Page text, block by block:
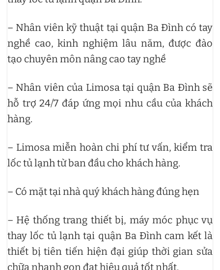
– Nhân viên kỹ thuật tại quận Ba Đình có tay
nghề cao, kinh nghiệm lâu năm, được đào
tạo chuyên môn nâng cao tay nghề
– Nhân viên của Limosa tại quận Ba Đình sẽ
hỗ trợ 24/7 đáp ứng mọi nhu cầu của khách
hàng.
– Limosa miễn hoàn chi phí tư vấn, kiểm tra
lốc tủ lạnh từ ban đầu cho khách hàng.
– Có mặt tại nhà quý khách hàng đúng hẹn
– Hệ thống trang thiết bị, máy móc phục vụ
thay lốc tủ lạnh tại quận Ba Đình cam kết là
thiết bị tiên tiến hiện đại giúp thời gian sửa
chữa nhanh gọn đạt hiệu quả tốt nhất.